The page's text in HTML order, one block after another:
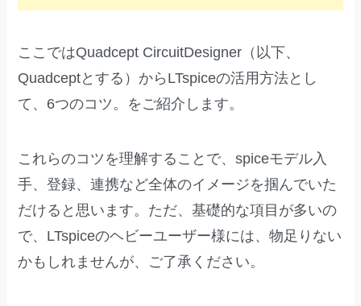
ここではQuadcept CircuitDesigner（以下、
Quadceptとする）からLTspiceの活用方法とし
て、6つのコツ。をご紹介します。
これらのコツを理解することで、spiceモデル入
手、登録、連携など全体のイメージを掴んでいた
だけると思います。ただ、基礎的な項目が多いの
で、LTspiceのヘビーユーザー様には、物足りない
かもしれませんが、ご了承ください。